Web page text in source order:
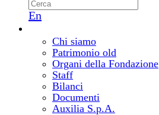
En
Chi siamo
Patrimonio old
Organi della Fondazione
Staff
Bilanci
Documenti
Auxilia S.p.A.